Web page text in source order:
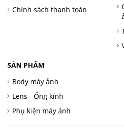
Chính sách thanh toán
SẢN PHẨM
Body máy ảnh
Lens - Ống kính
Phụ kiện máy ảnh